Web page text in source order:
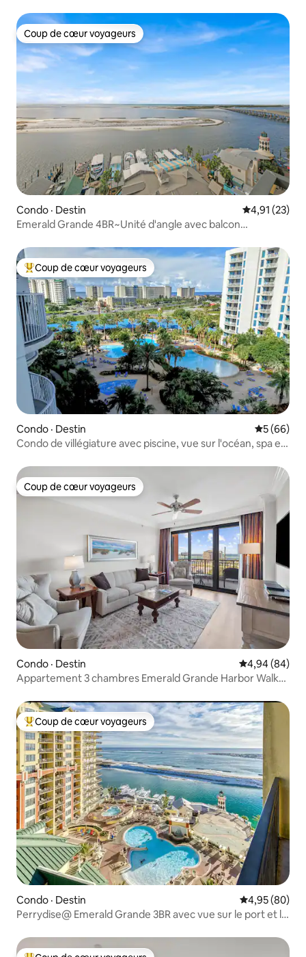
Coup de cœur voyageurs
Coup de cœur voyageurs
Condo · Destin Note
4,91 (23)
Emerald Grande 4BR~Unité d'angle avec balcon
Coup de cœur voyageurs parmi les plus aimés
Coup de cœur voyageurs
Condo · Destin Note
5 (66)
Condo de villégiature avec piscine, vue sur l'océan, spa et
Coup de cœur voyageurs
Coup de cœur voyageurs
Condo · Destin Note
4,94 (84)
Appartement 3 chambres Emerald Grande Harbor Walk
Coup de cœur voyageurs parmi les plus aimés
Coup de cœur voyageurs
Condo · Destin Note
4,95 (80)
Perrydise@ Emerald Grande 3BR avec vue sur le port et le